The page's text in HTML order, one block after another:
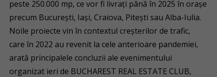
peste 250.000 mp, ce vor fi livrați până în 2025 în orașe
precum București, Iași, Craiova, Pitești sau Alba-Iulia.
Noile proiecte vin în contextul creșterilor de trafic,
care în 2022 au revenit la cele anterioare pandemiei,
arată principalele concluzii ale evenimentului
organizat ieri de BUCHAREST REAL ESTATE CLUB,